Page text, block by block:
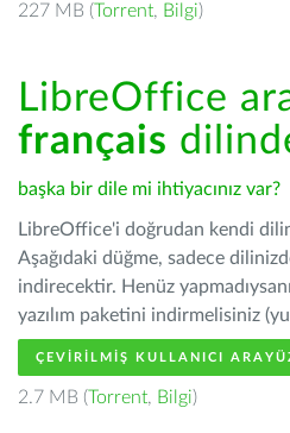
227 MB (Torrent, Bilgi)
LibreOffice
français
başka bir dile mi ihtiyacınız var?
LibreOffice'i doğrudan kendi
Aşağıdaki düğme, sadece
indirecektir. Henüz
yazılım paketini indirmelisiniz
ÇEVIRILMIŞ KULLANICI
2.7 MB (Torrent, Bilgi)